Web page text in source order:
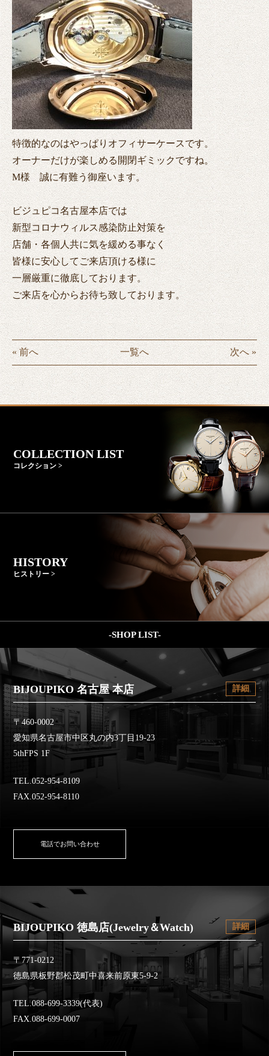
特徴的なのはやっぱりオフィサーケースです。
オーナーだけが楽しめる開閉ギミックですね。
M様 誠に有難う御座います。
ビジュピコ名古屋本店では
新型コロナウィルス感染防止対策を
店舗・各個人共に気を緩める事なく
皆様に安心してご来店頂ける様に
一層厳重に徹底しております。
ご来店を心からお待ち致しております。
« 前へ 一覧へ 次へ »
COLLECTION LIST
コレクション >
HISTORY
ヒストリー >
-SHOP LIST-
BIJOUPIKO 名古屋 本店 詳細
〒460-0002
愛知県名古屋市中区丸の内3丁目19-23
5thFPS 1F
TEL.052-954-8109
FAX.052-954-8110
電話でお問い合わせ
BIJOUPIKO 徳島店(Jewelry＆Watch) 詳細
〒771-0212
徳島県板野郡松茂町中喜来前原東5-9-2
TEL.088-699-3339(代表)
FAX.088-699-0007